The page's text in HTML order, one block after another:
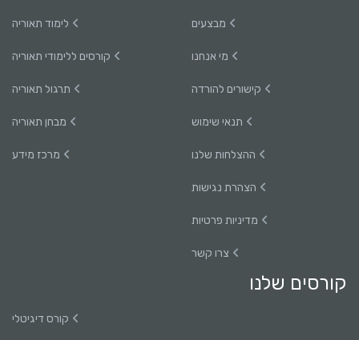
מבצעים
מי אנחנו
קישורים להורדה
תנאי שימוש
ההצלחות שלנו
הצהרת נגישות
מדיניות פרטיות
צרו קשר
לימוד תאוריה
קורסים ללימודי תאוריה
תרגול תאוריה
מבחן תאוריה
מרכז מידע
קורסים שלנו
קורס דיגיטלי